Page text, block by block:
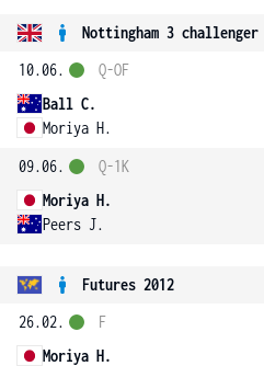
Nottingham 3 challenger
10.06.
Ball C.
Moriya H.
Q-OF
09.06.
Moriya H.
Peers J.
Q-1K
Futures 2012
26.02.
Moriya H.
F